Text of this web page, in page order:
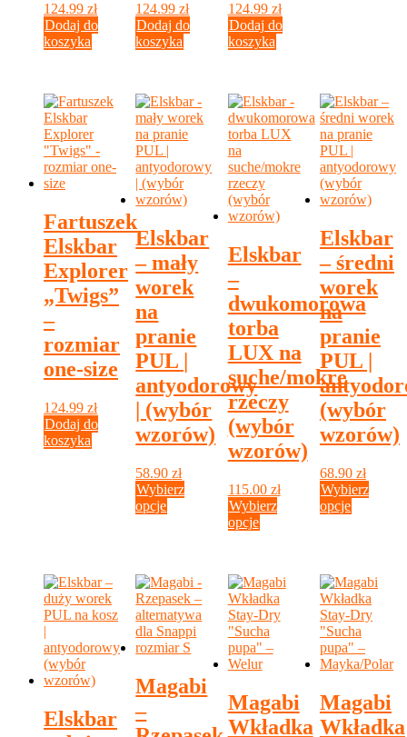
124.99 zł
Dodaj do
koszyka
124.99zł
Dodaj do
koszyka
124.99 zł
Dodaj do
koszyka
Fartuszek
Elskbar
Explorer
„Twigs”
–
rozmiar
one-size
124.99 zł
Dodaj do
koszyka
Elskbar
– mały
worek
na
pranie
PUL |
antyodorowy
| (wybór
wzorów)
58.90zł
Wybierz
opcje
Opcje
można
wybrać
na
stronie
produktu
Elskbar
–
dwukomorowa
torba
LUX na
suche/mokre
rzeczy
(wybór
wzorów)
115.00 zł
Wybierz
opcjeTen
wariantów.
Opcje
można
wybrać
na
stronie
Elskbar
– średni
worek
na
pranie
PUL |
(wybór
wzorów)
68.90 zł
Wybierz
opcjeTen
Opcje
można
wybrać
na
stronie
produktu
Elskbar
Magabi
–
Magabi
Wkładka
Magabi
Wkładka